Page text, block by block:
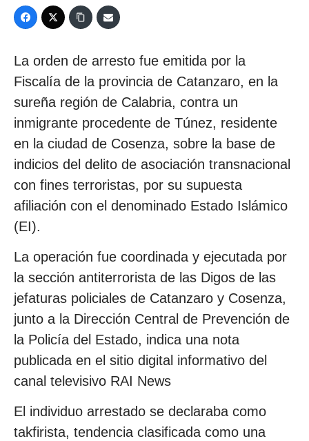
La orden de arresto fue emitida por la
Fiscalía de la provincia de Catanzaro, en la
sureña región de Calabria, contra un
inmigrante procedente de Túnez, residente
en la ciudad de Cosenza, sobre la base de
indicios del delito de asociación transnacional
con fines terroristas, por su supuesta
afiliación con el denominado Estado Islámico
(EI).
La operación fue coordinada y ejecutada por
la sección antiterrorista de las Digos de las
jefaturas policiales de Catanzaro y Cosenza,
junto a la Dirección Central de Prevención de
la Policía del Estado, indica una nota
publicada en el sitio digital informativo del
canal televisivo RAI News
El individuo arrestado se declaraba como
takfirista, tendencia clasificada como una